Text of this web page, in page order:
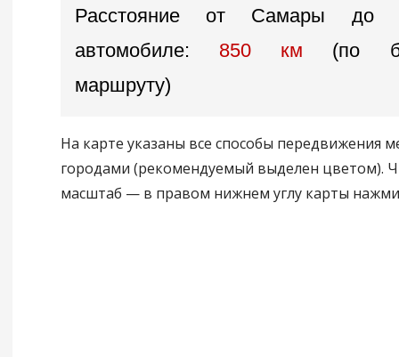
Расстояние от Самары до
автомобиле: 850 км (по
маршруту)
На карте указаны все способы передвижения
городами (рекомендуемый выделен цветом).
масштаб — в правом нижнем углу карты